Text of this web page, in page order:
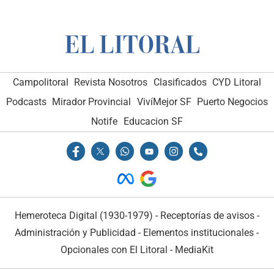
Campolitoral Revista Nosotros Clasificados CYD Litoral
Podcasts Mirador Provincial VivíMejor SF Puerto Negocios
Notife
Educacion SF
Hemeroteca Digital (1930-1979) - Receptorías de avisos -
Administración y Publicidad - Elementos institucionales -
Opcionales con El Litoral - MediaKit